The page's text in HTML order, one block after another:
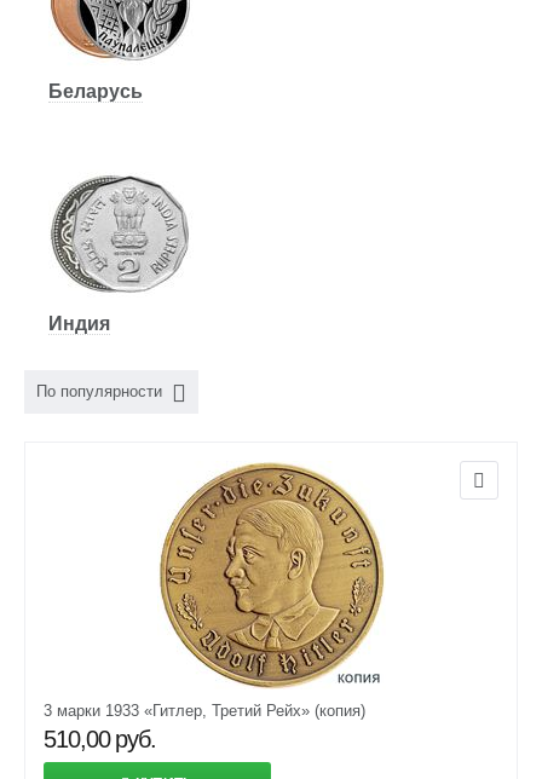
Беларусь
Индия
По популярности
3 марки 1933 «Гитлер, Третий Рейх» (копия)
510,00 руб.